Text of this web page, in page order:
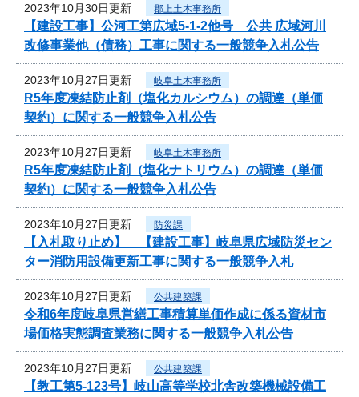
2023年10月30日更新 郡上土木事務所
【建設工事】公河工第広域5-1-2他号 公共 広域河川
改修事業他（債務）工事に関する一般競争入札公告
2023年10月27日更新 岐阜土木事務所
R5年度凍結防止剤（塩化カルシウム）の調達（単価
契約）に関する一般競争入札公告
2023年10月27日更新 岐阜土木事務所
R5年度凍結防止剤（塩化ナトリウム）の調達（単価
契約）に関する一般競争入札公告
2023年10月27日更新 防災課
【入札取り止め】 【建設工事】岐阜県広域防災セン
ター消防用設備更新工事に関する一般競争入札
2023年10月27日更新 公共建築課
令和6年度岐阜県営繕工事積算単価作成に係る資材市
場価格実態調査業務に関する一般競争入札公告
2023年10月27日更新 公共建築課
【教工第5-123号】岐山高等学校北舎改築機械設備工